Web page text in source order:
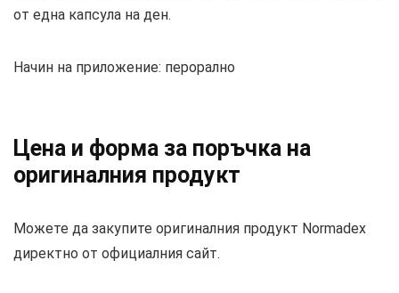
от една капсула на ден.
Начин на приложение: перорално
Цена и форма за поръчка на
оригиналния продукт
Можете да закупите оригиналния продукт Normadex
директно от официалния сайт.